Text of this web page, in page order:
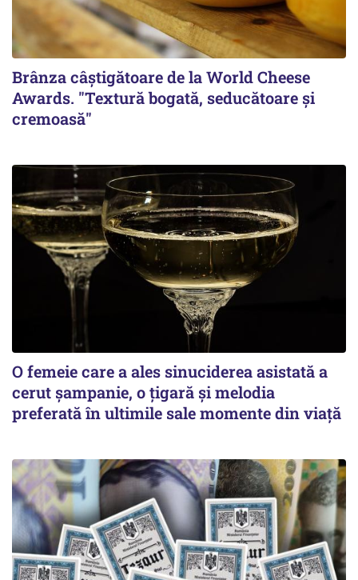
Brânza câștigătoare de la World Cheese
Awards. "Textură bogată, seducătoare și
cremoasă"
O femeie care a ales sinuciderea asistată a
cerut șampanie, o țigară și melodia
preferată în ultimile sale momente din viață